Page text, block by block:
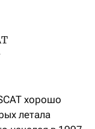
хорошо
летала